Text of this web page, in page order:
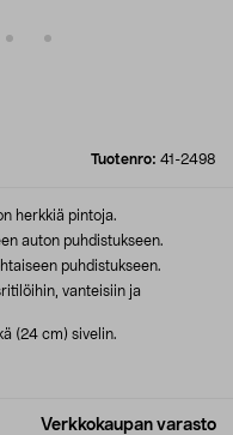
Tuotenro: 41-2498
Verkkokaupan varasto
herkkiä pintoja.
auton puhdistukseen.
puhdistukseen.
vanteisiin ja
(24 cm) sivelin.